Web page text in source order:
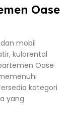
Oase
mobil
kulorental
Oase
kategori
yang